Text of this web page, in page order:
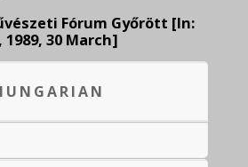
Fórum Győrött [In:
30 March]